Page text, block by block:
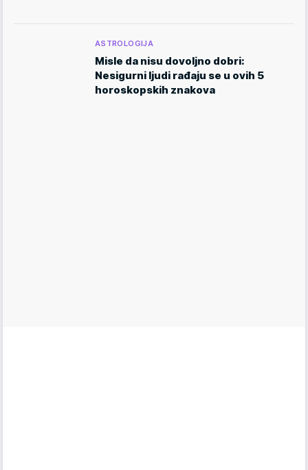
ASTROLOGIJA
Misle da nisu dovoljno dobri:
Nesigurni ljudi rađaju se u ovih 5
horoskopskih znakova